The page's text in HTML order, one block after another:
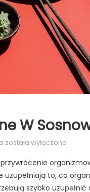
W
Najlepsze
regeneracyjne
w
Sosnowcu
została wyłączona
uzupełniają to, co
szybko uzupełnić